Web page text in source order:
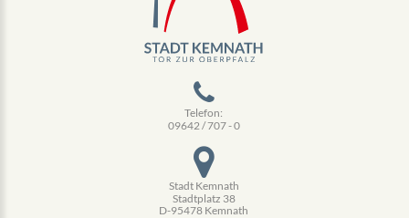
Telefon:
09642 / 707 - 0
Stadt Kemnath
Stadtplatz 38
D-95478 Kemnath